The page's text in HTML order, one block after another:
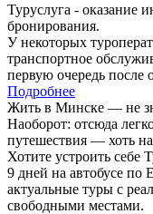
Туруслуга - оказание
бронирования.
У некоторых
транспортное
первую очередь после
Подробнее
Жить в Минске — не
Наоборот: отсюда
путешествия — хоть
Хотите устроить
9 дней на автобусе по
актуальные туры с
свободными местами.